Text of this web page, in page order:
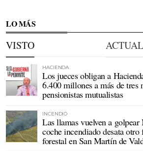
LO MÁS
VISTO ACTUAL
HACIENDA
Los jueces obligan a
6.400 millones a más de tres
pensionistas mutualistas
INCENDIO
Las llamas vuelven a
coche incendiado desata otro
forestal en San Martín de